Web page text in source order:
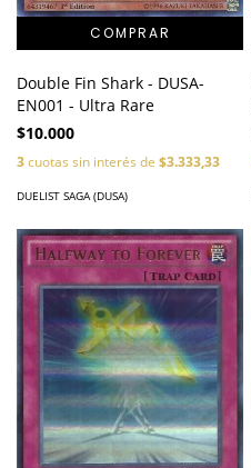
Double Fin Shark - DUSA-
EN001 - Ultra Rare
$10.000
3cuotas sin interés de $3.333,33
DUELIST SAGA (DUSA)